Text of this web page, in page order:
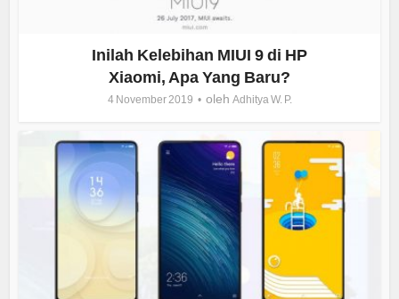
Inilah Kelebihan MIUI 9 di HP
Xiaomi, Apa Yang Baru?
4 November 2019 oleh Adhitya W. P.